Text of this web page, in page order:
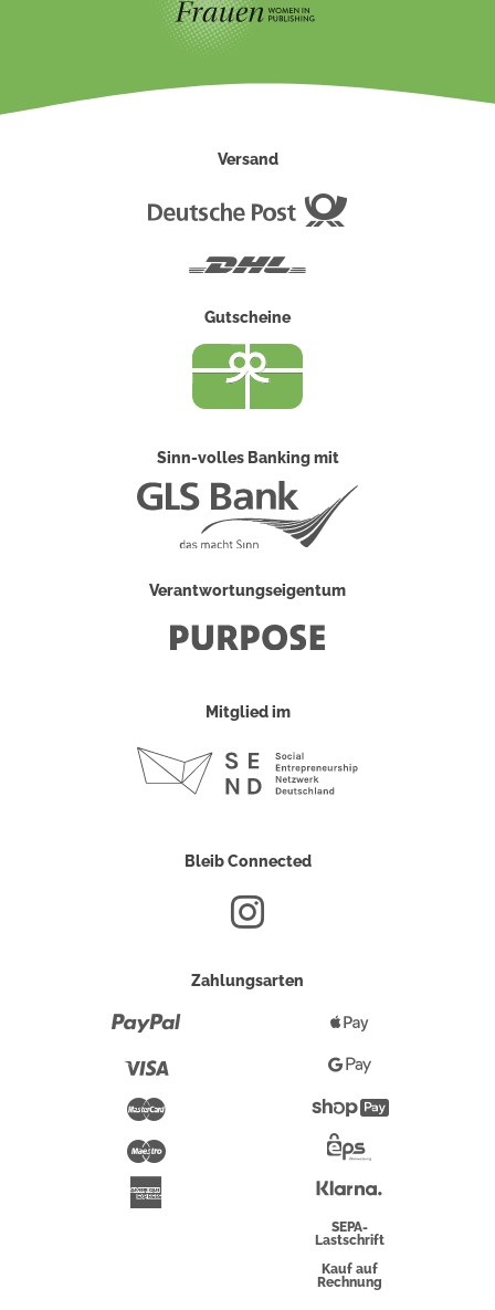
Versand
Gutscheine
Sinn-volles Banking mit
Verantwortungseigentum
Mitglied im
Bleib Connected
Zahlungsarten
Maestro
Pay
Google
Pay
Überweisung
SEPA-
Lastschrift
Kauf auf
Rechnung